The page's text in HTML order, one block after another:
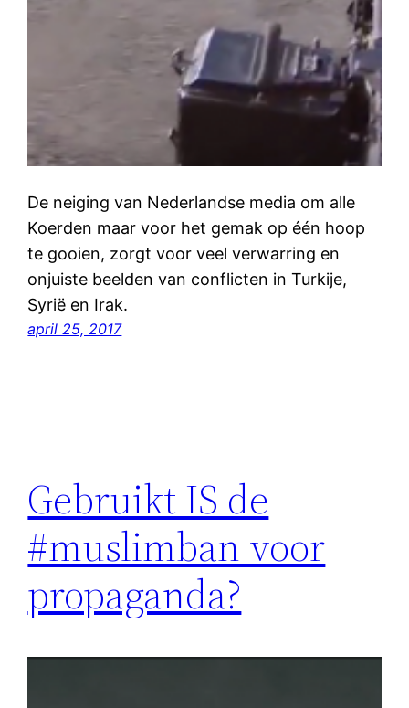
De neiging van Nederlandse media om alle
Koerden maar voor het gemak op één hoop
te gooien, zorgt voor veel verwarring en
onjuiste beelden van conflicten in Turkije,
Syrië en Irak.
april 25, 2017
Gebruikt IS de
#muslimban voor
propaganda?